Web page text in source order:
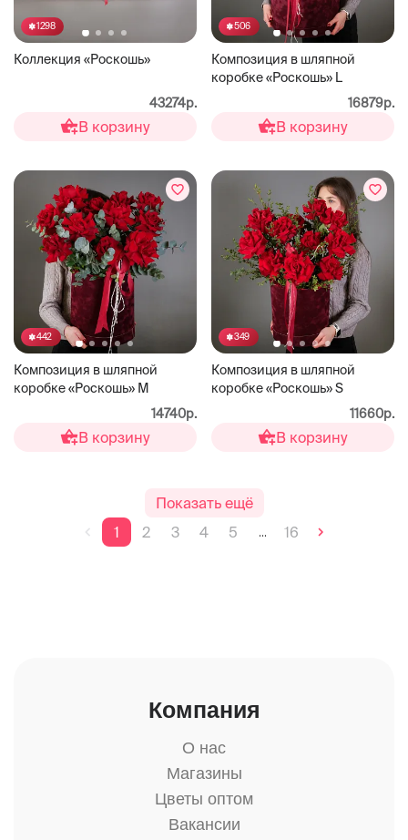
1298
Коллекция «Роскошь»
43274р.
В корзину
506
Композиция в шляпной
коробке «Роскошь» L
16879р.
В корзину
442
Композиция в шляпной
коробке «Роскошь» М
14740р.
В корзину
349
Композиция в шляпной
коробке «Роскошь» S
11660р.
В корзину
Показать ещё
1
2 3 4 5 ... 16
Компания
О нас
Магазины
Цветы оптом
Вакансии